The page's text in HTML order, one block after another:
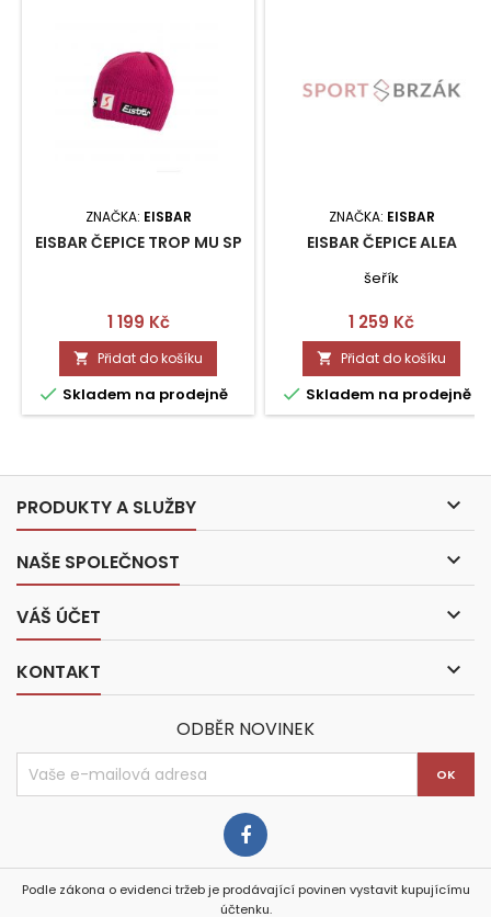
ZNAČKA: EISBAR
EISBAR ČEPICE TROP MU SP
Cena
1 199 Kč
 Přidat do košíku
 Skladem na prodejně
ZNAČKA: EISBAR
EISBAR ČEPICE ALEA
šeřík
Cena
1 259 Kč
 Přidat do košíku
 Skladem na prodejně
PRODUKTY A SLUŽBY 
NAŠE SPOLEČNOST 
VÁŠ ÚČET 
KONTAKT 
ODBĚR NOVINEK
Podle zákona o evidenci tržeb je prodávající povinen vystavit kupujícímu
účtenku.